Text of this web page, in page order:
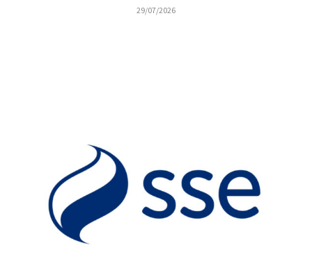
29/07/2026